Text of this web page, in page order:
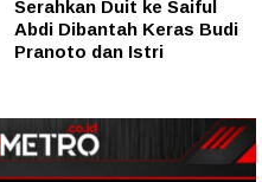
Serahkan Duit ke Saiful
Abdi Dibantah Keras Budi
Pranoto dan Istri